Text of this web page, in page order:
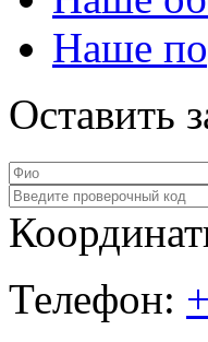
Наше
Оставить
Телефон: